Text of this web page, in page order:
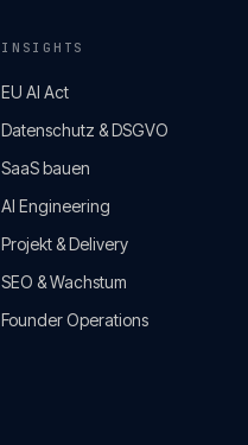
INSIGHTS
EU AI Act
Datenschutz & DSGVO
SaaS bauen
AI Engineering
Projekt & Delivery
SEO & Wachstum
Founder Operations